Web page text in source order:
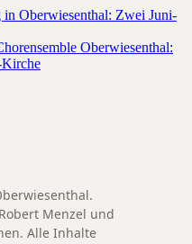
in Oberwiesenthal: Zwei Juni-
Oberwiesenthal:
Kirche
Menzel und
Alle Inhalte